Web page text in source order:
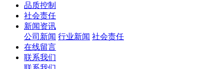
品质控制
社会责任
新闻资讯
公司新闻 行业新闻 社会责任
在线留言
联系我们